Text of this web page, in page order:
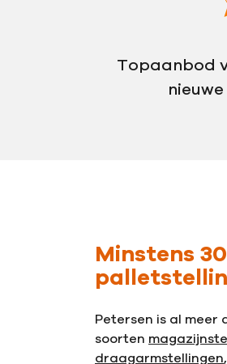
Topaanbod
Minstens
Petersen is al meer
soorten
draagarmstellingen,